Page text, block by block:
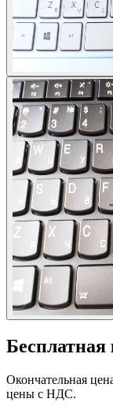
Бесплатная
Окончательная
цены с НДС.